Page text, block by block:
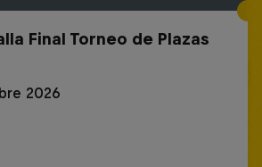
Final Torneo de Plazas
2026